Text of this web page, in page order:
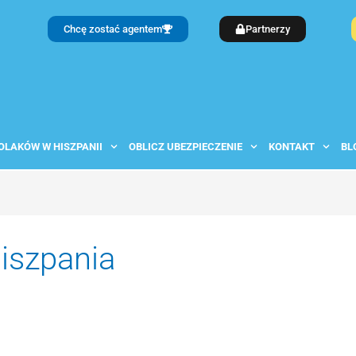
Chcę zostać agentem Partnerzy
W HISZPANII OBLICZ UBEZPIECZENIE KONTAKT